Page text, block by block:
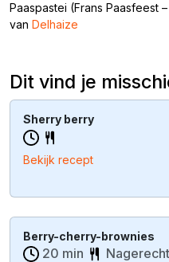
Paaspastei (Frans Paasfeest
van Delhaize
Dit vind je
Sherry berry
Bekijk recept
Berry-cherry-brownies
20 min Nagerecht